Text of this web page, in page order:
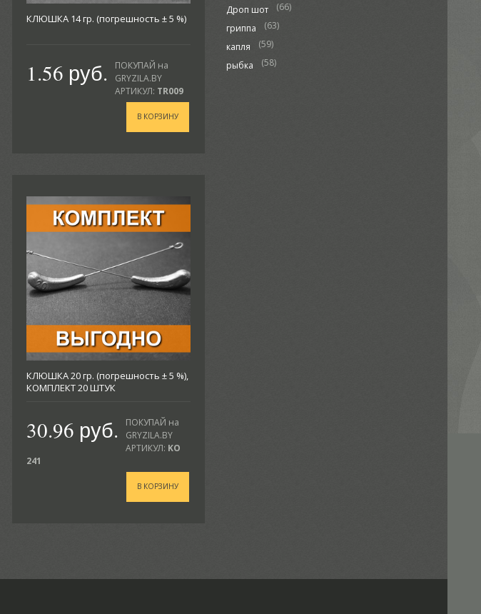
Дроп шот
(66)
гриппа
(63)
капля
(59)
рыбка
(58)
КЛЮШКА 14 гр. (погрешность ± 5 %)
1.56 руб.
ПОКУПАЙ на
GRYZILA.BY
АРТИКУЛ: TR009
В КОРЗИНУ
КЛЮШКА 20 гр. (погрешность ± 5 %),
КОМПЛЕКТ 20 ШТУК
30.96 руб.
ПОКУПАЙ на
GRYZILA.BY
АРТИКУЛ: KO
241
В КОРЗИНУ